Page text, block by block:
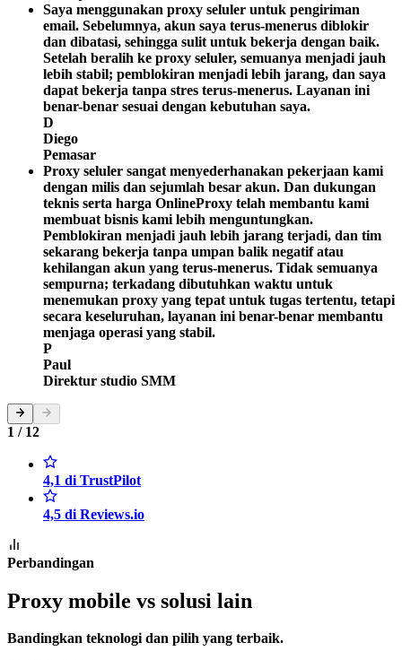
Saya menggunakan proxy seluler untuk pengiriman
email. Sebelumnya, akun saya terus-menerus diblokir
dan dibatasi, sehingga sulit untuk bekerja dengan baik.
Setelah beralih ke proxy seluler, semuanya menjadi jauh
lebih stabil; pemblokiran menjadi lebih jarang, dan saya
dapat bekerja tanpa stres terus-menerus. Layanan ini
benar-benar sesuai dengan kebutuhan saya.
D
Diego
Pemasar
Proxy seluler sangat menyederhanakan pekerjaan kami
dengan milis dan sejumlah besar akun. Dan dukungan
teknis serta harga OnlineProxy telah membantu kami
membuat bisnis kami lebih menguntungkan.
Pemblokiran menjadi jauh lebih jarang terjadi, dan tim
sekarang bekerja tanpa umpan balik negatif atau
kehilangan akun yang terus-menerus. Tidak semuanya
sempurna; terkadang dibutuhkan waktu untuk
menemukan proxy yang tepat untuk tugas tertentu, tetapi
secara keseluruhan, layanan ini benar-benar membantu
menjaga operasi yang stabil.
P
Paul
Direktur studio SMM
1 / 12
4,1 di TrustPilot
4,5 di Reviews.io
Perbandingan
Proxy mobile vs solusi lain
Bandingkan teknologi dan pilih yang terbaik.